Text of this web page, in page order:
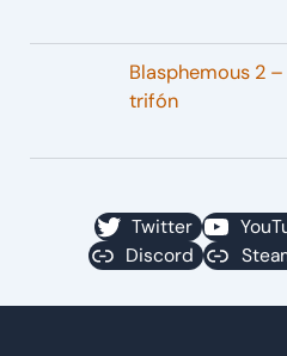
Blasphemous 2
trifón
Twitter
Discord